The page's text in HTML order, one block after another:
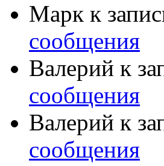
Марк к
сообщения
Валерий к
сообщения
Валерий к
сообщения